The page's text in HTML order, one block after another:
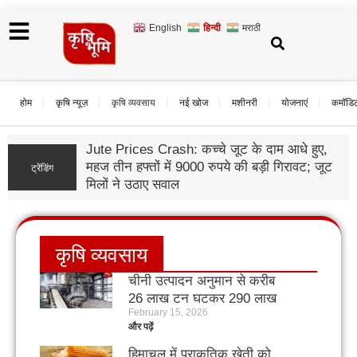
English हिन्दी मराठी
होम कृषि न्यूज़ कृषि व्यवसाय नई खोज मशीनरी योजनाएं
ट्रेंडिंग
Jute Prices Crash: कच्चे जूट के दाम आधे हुए,
महज तीन हफ्तों में 9000 रुपये की बड़ी गिरावट; जूट
मिलों ने उठाए सवाल
कृषि व्यवसाय
चीनी उत्पादन अनुमान से करीब
26 लाख टन घटकर 290 लाख
टन रहने की आशंका
February 15, 2026
और पढ़ें
हिमाचल में प्राकृतिक खेती को